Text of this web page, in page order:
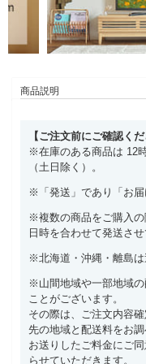
商品説明
【ご注文前にご確認くだ
※在庫のある商品は 12
（土日除く）。
※「発送」であり「お届
※複数の商品をご購入の
日時を合わせて発送させ
※北海道・沖縄・離島は
※山間地域や一部地域
ことがございます。
その際は、ご注文内容
先の地域と配送料をお
お送りしたご料金にご
らせていただきます。